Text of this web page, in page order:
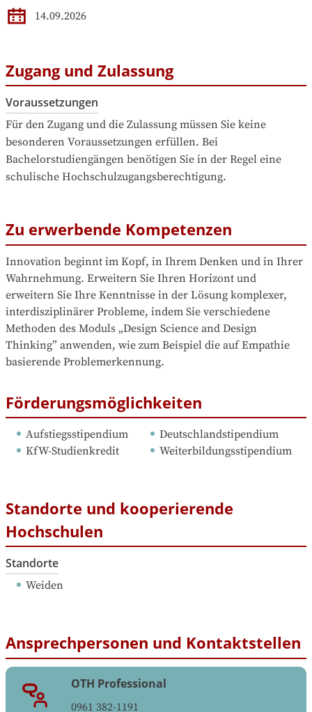
14.09.2026
Zugang und Zulassung
Voraussetzungen
Für den Zugang und die Zulassung müssen Sie keine
besonderen Voraussetzungen erfüllen. Bei
Bachelorstudiengängen benötigen Sie in der Regel eine
schulische Hochschulzugangsberechtigung.
Zu erwerbende Kompetenzen
Innovation beginnt im Kopf, in Ihrem Denken und in Ihrer
Wahrnehmung. Erweitern Sie Ihren Horizont und
erweitern Sie Ihre Kenntnisse in der Lösung komplexer,
interdisziplinärer Probleme, indem Sie verschiedene
Methoden des Moduls „Design Science and Design
Thinking” anwenden, wie zum Beispiel die auf Empathie
basierende Problemerkennung.
Förderungsmöglichkeiten
Aufstiegsstipendium
Deutschlandstipendium
KfW-Studienkredit
Weiterbildungsstipendium
Standorte und kooperierende
Hochschulen
Standorte
Weiden
Ansprechpersonen und Kontaktstellen
OTH Professional
0961 382-1191